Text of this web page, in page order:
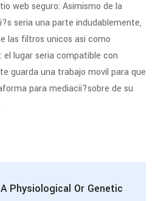
web seguro: Asimismo de la
seri­a una parte indudablemente,
las filtros unicos asi­ como
lugar seri­a compatible con
guarda una trabajo movil para que
para mediacii?sobre de su
Physiological Or Genetic